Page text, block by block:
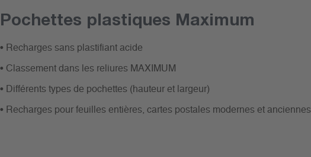
Pochettes plastiques Maximum
• Recharges sans plastifiant acide
• Classement dans les reliures MAXIMUM
• Différents types de pochettes (hauteur et largeur)
• Recharges pour feuilles entières, cartes postales modernes et anciennes